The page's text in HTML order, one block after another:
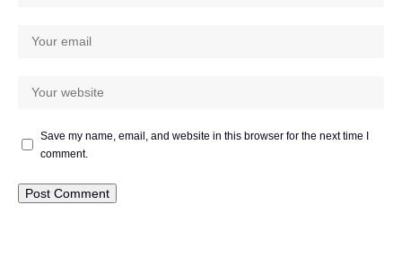
Save my name, email, and website in this browser for the next time I
comment.